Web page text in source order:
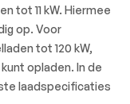
tot 11 kW. Hiermee
op. Voor
tot 120 kW,
opladen. In de
laadspecificaties